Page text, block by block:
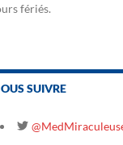
fériés.
SUIVRE